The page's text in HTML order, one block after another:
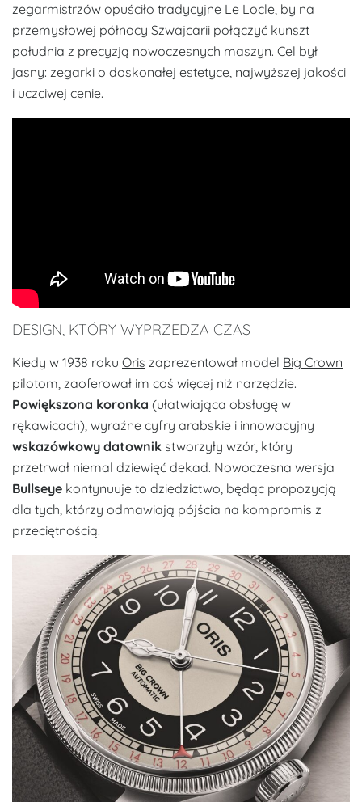
zegarmistrzów opuściło tradycyjne Le Locle, by na
przemysłowej północy Szwajcarii połączyć kunszt
południa z precyzją nowoczesnych maszyn. Cel był
jasny: zegarki o doskonałej estetyce, najwyższej jakości
i uczciwej cenie.
DESIGN, KTÓRY WYPRZEDZA CZAS
Kiedy w 1938 roku Oris zaprezentował model Big Crown
pilotom, zaoferował im coś więcej niż narzędzie.
Powiększona koronka (ułatwiająca obsługę w
rękawicach), wyraźne cyfry arabskie i innowacyjny
wskazówkowy datownik stworzyły wzór, który
przetrwał niemal dziewięć dekad. Nowoczesna wersja
Bullseye kontynuuje to dziedzictwo, będąc propozycją
dla tych, którzy odmawiają pójścia na kompromis z
przeciętnością.